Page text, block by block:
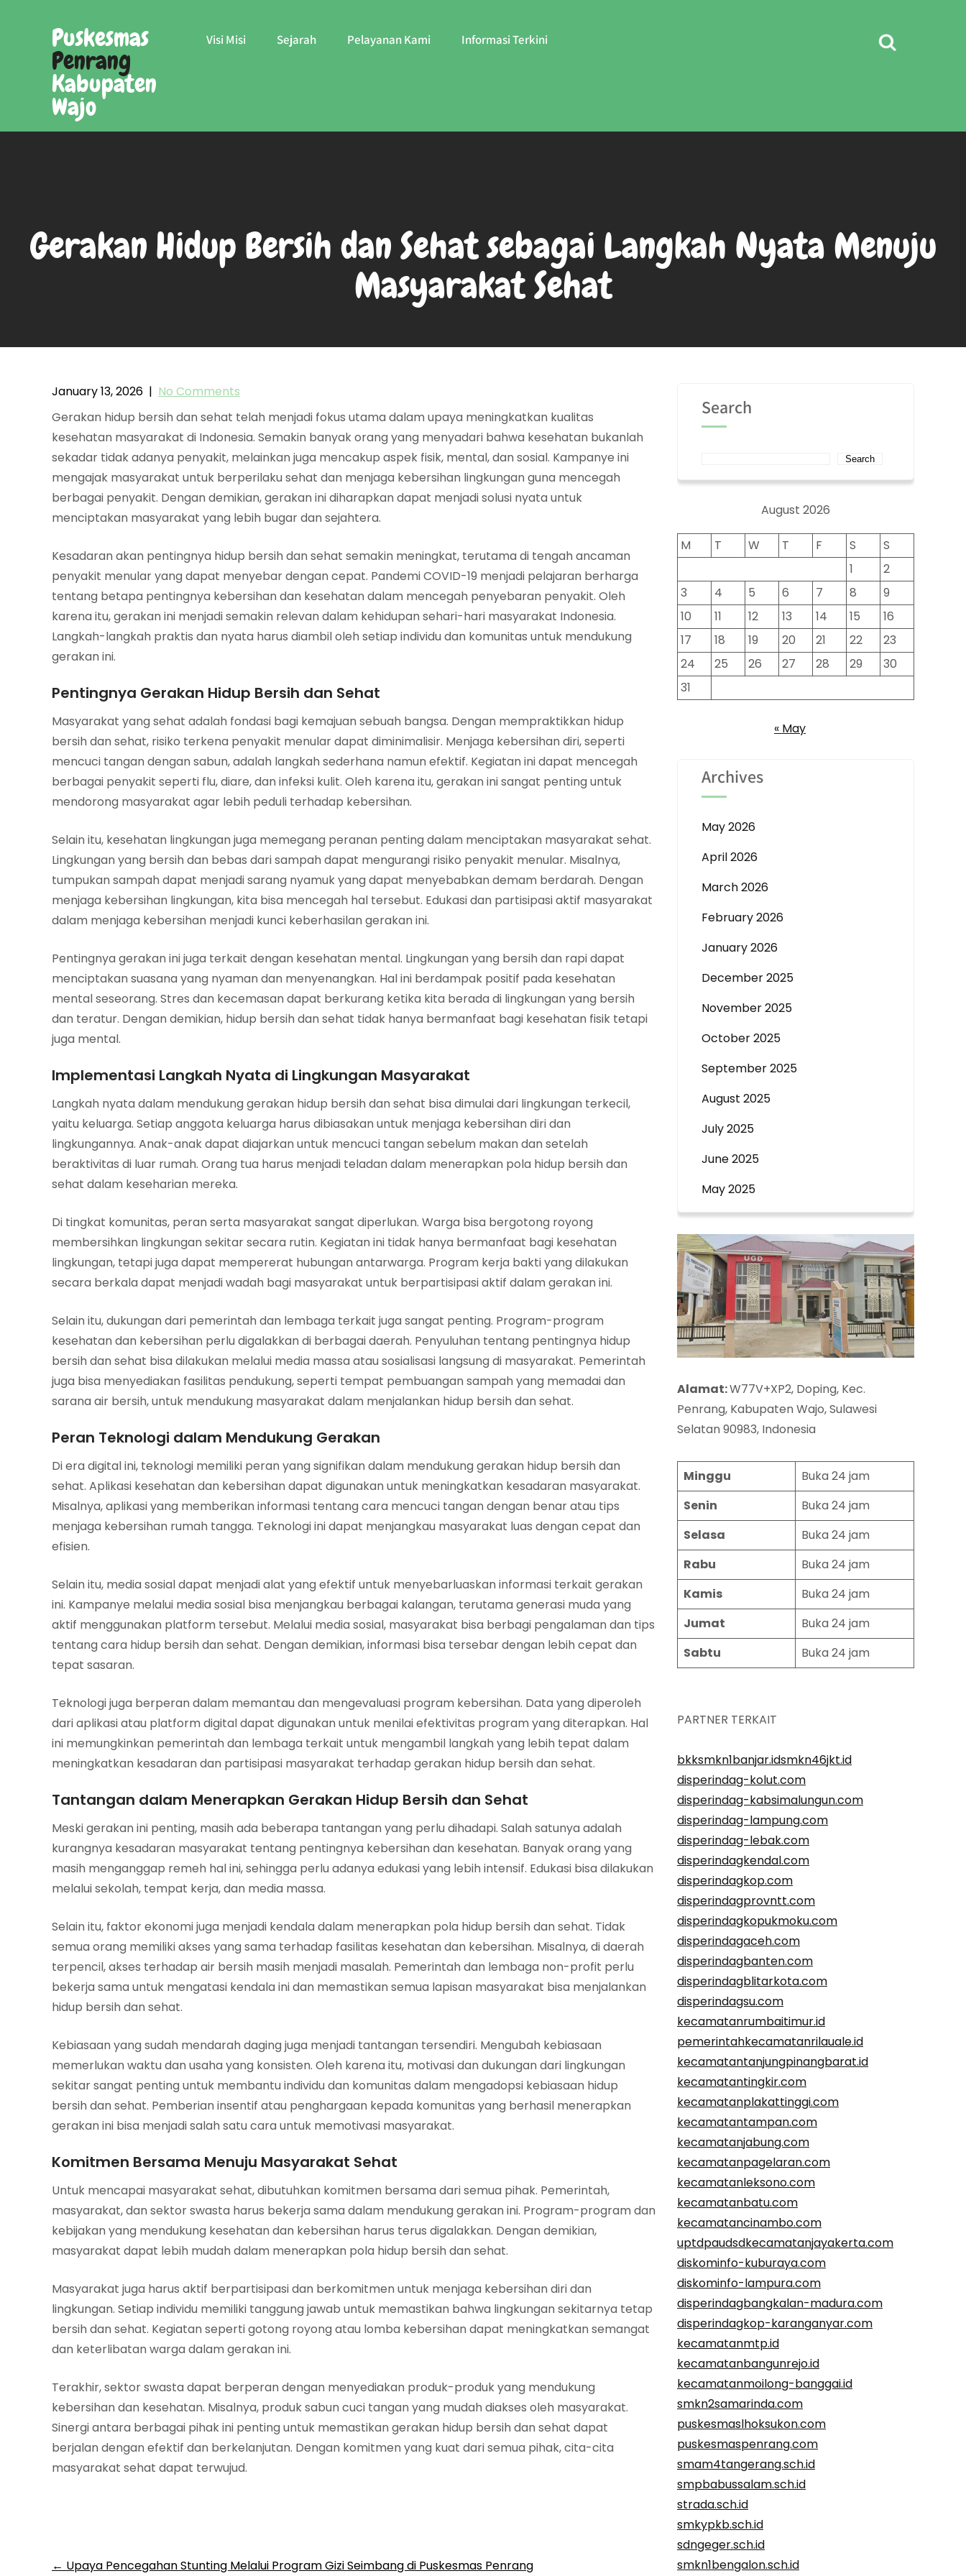
Puskesmas
Penrang
Kabupaten
Wajo
Visi Misi Sejarah Pelayanan Kami Informasi Terkini
Gerakan Hidup Bersih dan Sehat sebagai Langkah Nyata Menuju
Masyarakat Sehat
January 13, 2026 | No Comments
Gerakan hidup bersih dan sehat telah menjadi fokus utama dalam upaya meningkatkan kualitas
kesehatan masyarakat di Indonesia. Semakin banyak orang yang menyadari bahwa kesehatan bukanlah
sekadar tidak adanya penyakit, melainkan juga mencakup aspek fisik, mental, dan sosial. Kampanye ini
mengajak masyarakat untuk berperilaku sehat dan menjaga kebersihan lingkungan guna mencegah
berbagai penyakit. Dengan demikian, gerakan ini diharapkan dapat menjadi solusi nyata untuk
menciptakan masyarakat yang lebih bugar dan sejahtera.
Kesadaran akan pentingnya hidup bersih dan sehat semakin meningkat, terutama di tengah ancaman
penyakit menular yang dapat menyebar dengan cepat. Pandemi COVID-19 menjadi pelajaran berharga
tentang betapa pentingnya kebersihan dan kesehatan dalam mencegah penyebaran penyakit. Oleh
karena itu, gerakan ini menjadi semakin relevan dalam kehidupan sehari-hari masyarakat Indonesia.
Langkah-langkah praktis dan nyata harus diambil oleh setiap individu dan komunitas untuk mendukung
gerakan ini.
Pentingnya Gerakan Hidup Bersih dan Sehat
Masyarakat yang sehat adalah fondasi bagi kemajuan sebuah bangsa. Dengan mempraktikkan hidup
bersih dan sehat, risiko terkena penyakit menular dapat diminimalisir. Menjaga kebersihan diri, seperti
mencuci tangan dengan sabun, adalah langkah sederhana namun efektif. Kegiatan ini dapat mencegah
berbagai penyakit seperti flu, diare, dan infeksi kulit. Oleh karena itu, gerakan ini sangat penting untuk
mendorong masyarakat agar lebih peduli terhadap kebersihan.
Selain itu, kesehatan lingkungan juga memegang peranan penting dalam menciptakan masyarakat sehat.
Lingkungan yang bersih dan bebas dari sampah dapat mengurangi risiko penyakit menular. Misalnya,
tumpukan sampah dapat menjadi sarang nyamuk yang dapat menyebabkan demam berdarah. Dengan
menjaga kebersihan lingkungan, kita bisa mencegah hal tersebut. Edukasi dan partisipasi aktif masyarakat
dalam menjaga kebersihan menjadi kunci keberhasilan gerakan ini.
Pentingnya gerakan ini juga terkait dengan kesehatan mental. Lingkungan yang bersih dan rapi dapat
menciptakan suasana yang nyaman dan menyenangkan. Hal ini berdampak positif pada kesehatan
mental seseorang. Stres dan kecemasan dapat berkurang ketika kita berada di lingkungan yang bersih
dan teratur. Dengan demikian, hidup bersih dan sehat tidak hanya bermanfaat bagi kesehatan fisik tetapi
juga mental.
Implementasi Langkah Nyata di Lingkungan Masyarakat
Langkah nyata dalam mendukung gerakan hidup bersih dan sehat bisa dimulai dari lingkungan terkecil,
yaitu keluarga. Setiap anggota keluarga harus dibiasakan untuk menjaga kebersihan diri dan
lingkungannya. Anak-anak dapat diajarkan untuk mencuci tangan sebelum makan dan setelah
beraktivitas di luar rumah. Orang tua harus menjadi teladan dalam menerapkan pola hidup bersih dan
sehat dalam keseharian mereka.
Di tingkat komunitas, peran serta masyarakat sangat diperlukan. Warga bisa bergotong royong
membersihkan lingkungan sekitar secara rutin. Kegiatan ini tidak hanya bermanfaat bagi kesehatan
lingkungan, tetapi juga dapat mempererat hubungan antarwarga. Program kerja bakti yang dilakukan
secara berkala dapat menjadi wadah bagi masyarakat untuk berpartisipasi aktif dalam gerakan ini.
Selain itu, dukungan dari pemerintah dan lembaga terkait juga sangat penting. Program-program
kesehatan dan kebersihan perlu digalakkan di berbagai daerah. Penyuluhan tentang pentingnya hidup
bersih dan sehat bisa dilakukan melalui media massa atau sosialisasi langsung di masyarakat. Pemerintah
juga bisa menyediakan fasilitas pendukung, seperti tempat pembuangan sampah yang memadai dan
sarana air bersih, untuk mendukung masyarakat dalam menjalankan hidup bersih dan sehat.
Peran Teknologi dalam Mendukung Gerakan
Di era digital ini, teknologi memiliki peran yang signifikan dalam mendukung gerakan hidup bersih dan
sehat. Aplikasi kesehatan dan kebersihan dapat digunakan untuk meningkatkan kesadaran masyarakat.
Misalnya, aplikasi yang memberikan informasi tentang cara mencuci tangan dengan benar atau tips
menjaga kebersihan rumah tangga. Teknologi ini dapat menjangkau masyarakat luas dengan cepat dan
efisien.
Selain itu, media sosial dapat menjadi alat yang efektif untuk menyebarluaskan informasi terkait gerakan
ini. Kampanye melalui media sosial bisa menjangkau berbagai kalangan, terutama generasi muda yang
aktif menggunakan platform tersebut. Melalui media sosial, masyarakat bisa berbagi pengalaman dan tips
tentang cara hidup bersih dan sehat. Dengan demikian, informasi bisa tersebar dengan lebih cepat dan
tepat sasaran.
Teknologi juga berperan dalam memantau dan mengevaluasi program kebersihan. Data yang diperoleh
dari aplikasi atau platform digital dapat digunakan untuk menilai efektivitas program yang diterapkan. Hal
ini memungkinkan pemerintah dan lembaga terkait untuk mengambil langkah yang lebih tepat dalam
meningkatkan kesadaran dan partisipasi masyarakat terhadap gerakan hidup bersih dan sehat.
Tantangan dalam Menerapkan Gerakan Hidup Bersih dan Sehat
Meski gerakan ini penting, masih ada beberapa tantangan yang perlu dihadapi. Salah satunya adalah
kurangnya kesadaran masyarakat tentang pentingnya kebersihan dan kesehatan. Banyak orang yang
masih menganggap remeh hal ini, sehingga perlu adanya edukasi yang lebih intensif. Edukasi bisa dilakukan
melalui sekolah, tempat kerja, dan media massa.
Selain itu, faktor ekonomi juga menjadi kendala dalam menerapkan pola hidup bersih dan sehat. Tidak
semua orang memiliki akses yang sama terhadap fasilitas kesehatan dan kebersihan. Misalnya, di daerah
terpencil, akses terhadap air bersih masih menjadi masalah. Pemerintah dan lembaga non-profit perlu
bekerja sama untuk mengatasi kendala ini dan memastikan semua lapisan masyarakat bisa menjalankan
hidup bersih dan sehat.
Kebiasaan yang sudah mendarah daging juga menjadi tantangan tersendiri. Mengubah kebiasaan
memerlukan waktu dan usaha yang konsisten. Oleh karena itu, motivasi dan dukungan dari lingkungan
sekitar sangat penting untuk membantu individu dan komunitas dalam mengadopsi kebiasaan hidup
bersih dan sehat. Pemberian insentif atau penghargaan kepada komunitas yang berhasil menerapkan
gerakan ini bisa menjadi salah satu cara untuk memotivasi masyarakat.
Komitmen Bersama Menuju Masyarakat Sehat
Untuk mencapai masyarakat sehat, dibutuhkan komitmen bersama dari semua pihak. Pemerintah,
masyarakat, dan sektor swasta harus bekerja sama dalam mendukung gerakan ini. Program-program dan
kebijakan yang mendukung kesehatan dan kebersihan harus terus digalakkan. Dengan demikian,
masyarakat dapat lebih mudah dalam menerapkan pola hidup bersih dan sehat.
Masyarakat juga harus aktif berpartisipasi dan berkomitmen untuk menjaga kebersihan diri dan
lingkungan. Setiap individu memiliki tanggung jawab untuk memastikan bahwa lingkungan sekitarnya tetap
bersih dan sehat. Kegiatan seperti gotong royong atau lomba kebersihan dapat meningkatkan semangat
dan keterlibatan warga dalam gerakan ini.
Terakhir, sektor swasta dapat berperan dengan menyediakan produk-produk yang mendukung
kebersihan dan kesehatan. Misalnya, produk sabun cuci tangan yang mudah diakses oleh masyarakat.
Sinergi antara berbagai pihak ini penting untuk memastikan gerakan hidup bersih dan sehat dapat
berjalan dengan efektif dan berkelanjutan. Dengan komitmen yang kuat dari semua pihak, cita-cita
masyarakat sehat dapat terwujud.
Post
← Upaya Pencegahan Stunting Melalui Program Gizi Seimbang di Puskesmas Penrang
Search
Search
August 2026
M T W T F S
S
1
2
3
4 5 6 7 8
9
10
11 12 13 14 15
16
17
18 19 20 21 22
23
24
25 26 27 28 29
30
31
« May
Archives
May 2026
April 2026
March 2026
February 2026
January 2026
December 2025
November 2025
October 2025
September 2025
August 2025
July 2025
June 2025
May 2025
Alamat:W77V+XP2, Doping, Kec.
Penrang, Kabupaten Wajo, Sulawesi
Selatan 90983, Indonesia
Minggu
Buka 24 jam
Senin
Buka 24 jam
Selasa
Buka 24 jam
Rabu
Buka 24 jam
Kamis
Buka 24 jam
Jumat
Buka 24 jam
Sabtu
Buka 24 jam
PARTNER TERKAIT
bkksmkn1banjar.idsmkn46jkt.id
disperindag-kolut.com
disperindag-kabsimalungun.com
disperindag-lampung.com
disperindag-lebak.com
disperindagkendal.com
disperindagkop.com
disperindagprovntt.com
disperindagkopukmoku.com
disperindagaceh.com
disperindagbanten.com
disperindagblitarkota.com
disperindagsu.com
kecamatanrumbaitimur.id
pemerintahkecamatanrilauale.id
kecamatantanjungpinangbarat.id
kecamatantingkir.com
kecamatanplakattinggi.com
kecamatantampan.com
kecamatanjabung.com
kecamatanpagelaran.com
kecamatanleksono.com
kecamatanbatu.com
kecamatancinambo.com
uptdpaudsdkecamatanjayakerta.com
diskominfo-kuburaya.com
diskominfo-lampura.com
disperindagbangkalan-madura.com
disperindagkop-karanganyar.com
kecamatanmtp.id
kecamatanbangunrejo.id
kecamatanmoilong-banggai.id
smkn2samarinda.com
puskesmaslhoksukon.com
puskesmaspenrang.com
smam4tangerang.sch.id
smpbabussalam.sch.id
strada.sch.id
smkypkb.sch.id
sdngeger.sch.id
smkn1bengalon.sch.id